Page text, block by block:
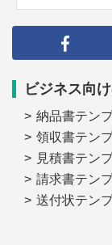
ビジネス向
納品書テン
領収書テン
見積書テン
請求書テン
送付状テン